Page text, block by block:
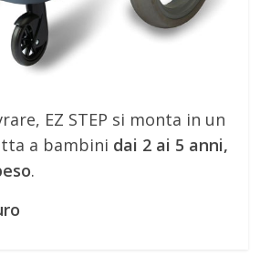
EZ STEP si monta in un
a bambini dai 2 ai 5 anni,
.